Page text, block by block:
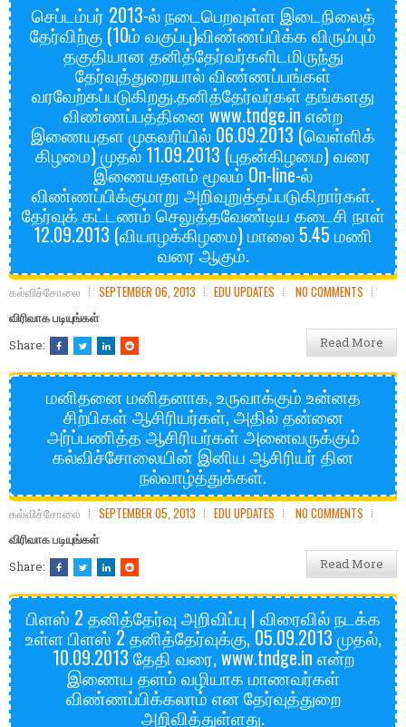
செப்டம்பர் 2013-ல் நடைபெறவுள்ள இடைநிலைத்
தேர்விற்கு (10ம் வகுப்பு)விண்ணப்பிக்க விரும்பும்
தகுதியான தனித்தேர்வர்களிடமிருந்து
தேர்வுத்துறையால் விண்ணப்பங்கள்
வரவேற்கப்படுகிறது.தனித்தேர்வர்கள் தங்களது
விண்ணப்பத்தினை www.tndge.in என்ற
இணையதள முகவரியில் 06.09.2013 (வெள்ளிக்
கிழமை) முதல் 11.09.2013 (புதன்கிழமை) வரை
இணையதளம் மூலம் On-line-ல்
விண்ணப்பிக்குமாறு அறிவுறுத்தப்படுகிறார்கள்.
தேர்வுக் கட்டணம் செலுத்தவேண்டிய கடைசி நாள்
12.09.2013 (வியாழக்கிழமை) மாலை 5.45 மணி
வரை ஆகும்.
கல்விச்சோலை SEPTEMBER 06, 2013 EDU UPDATES NO COMMENTS
விரிவாக படியுங்கள்
Share:
Read More
மனிதனை மனிதனாக, உருவாக்கும் உன்னத
சிற்பிகள் ஆசிரியர்கள், அதில் தன்னை
அர்ப்பணித்த ஆசிரியர்கள் அனைவருக்கும்
கல்விச்சோலையின் இனிய ஆசிரியர் தின
நல்வாழ்த்துக்கள்.
கல்விச்சோலை SEPTEMBER 05, 2013 EDU UPDATES NO COMMENTS
விரிவாக படியுங்கள்
Share:
Read More
பிளஸ் 2 தனித்தேர்வு அறிவிப்பு | விரைவில் நடக்க
உள்ள பிளஸ் 2 தனித்தேர்வுக்கு, 05.09.2013 முதல்,
10.09.2013 தேதி வரை, www.tndge.in என்ற
இணைய தளம் வழியாக மாணவர்கள்
விண்ணப்பிக்கலாம் என தேர்வுத்துறை
அறிவித்துள்ளது.